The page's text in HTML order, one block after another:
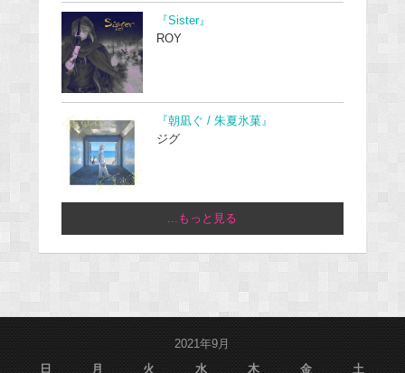
『Sister』
ROY
『朝凪ぐ / 朱夏氷菓』
ジグ
...もっと見る
2021年9月
日
月 火 水 木 金 土